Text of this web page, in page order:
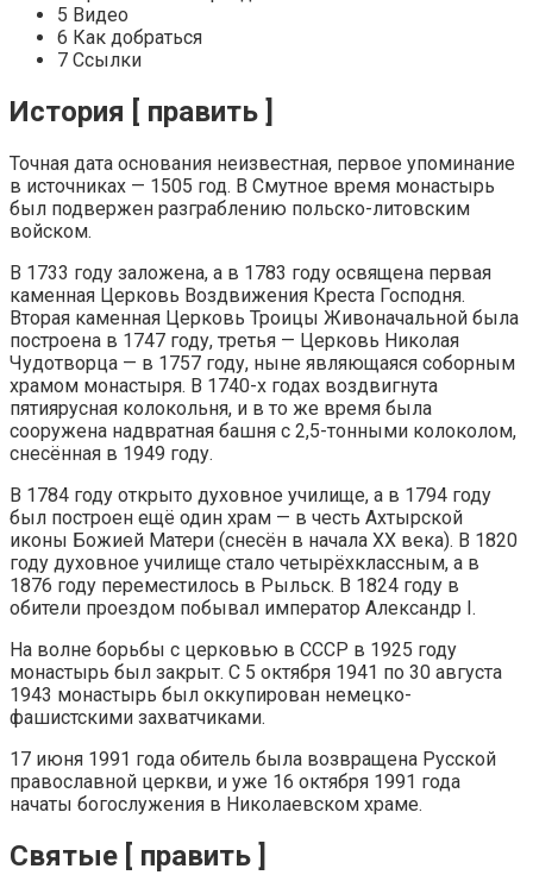
5 Видео
6 Как добраться
7 Ссылки
История [ править ]
Точная дата основания неизвестная, первое упоминание
в источниках — 1505 год. В Смутное время монастырь
был подвержен разграблению польско-литовским
войском.
В 1733 году заложена, а в 1783 году освящена первая
каменная Церковь Воздвижения Креста Господня.
Вторая каменная Церковь Троицы Живоначальной была
построена в 1747 году, третья — Церковь Николая
Чудотворца — в 1757 году, ныне являющаяся соборным
храмом монастыря. В 1740-х годах воздвигнута
пятиярусная колокольня, и в то же время была
сооружена надвратная башня с 2,5-тонными колоколом,
снесённая в 1949 году.
В 1784 году открыто духовное училище, а в 1794 году
был построен ещё один храм — в честь Ахтырской
иконы Божией Матери (снесён в начала XX века). В 1820
году духовное училище стало четырёхклассным, а в
1876 году переместилось в Рыльск. В 1824 году в
обители проездом побывал император Александр I.
На волне борьбы с церковью в СССР в 1925 году
монастырь был закрыт. С 5 октября 1941 по 30 августа
1943 монастырь был оккупирован немецко-
фашистскими захватчиками.
17 июня 1991 года обитель была возвращена Русской
православной церкви, и уже 16 октября 1991 года
начаты богослужения в Николаевском храме.
Святые [ править ]